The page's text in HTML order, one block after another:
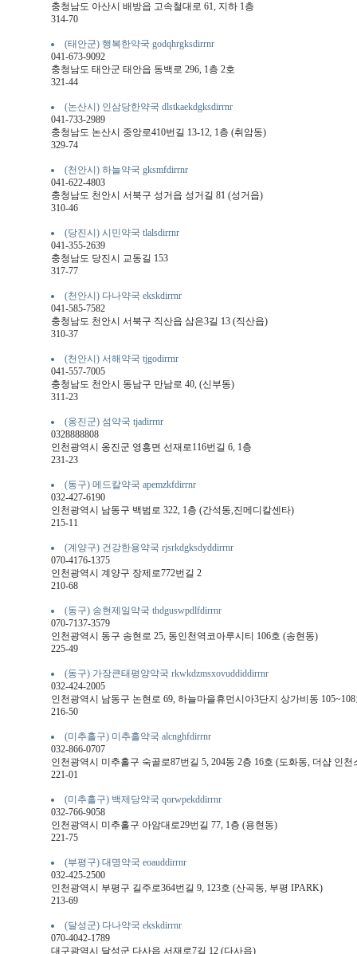
충청남도 아산시 배방읍 고속철대로 61, 지하 1층
314-70
(태안군) 행복한약국 godqhrgksdirrnr
041-673-9092
충청남도 태안군 태안읍 동백로 296, 1층 2호
321-44
(논산시) 인삼당한약국 dlstkaekdgksdirrnr
041-733-2989
충청남도 논산시 중앙로410번길 13-12, 1층 (취암동)
329-74
(천안시) 하늘약국 gksmfdirrnr
041-622-4803
충청남도 천안시 서북구 성거읍 성거길 81 (성거읍)
310-46
(당진시) 시민약국 tlalsdirrnr
041-355-2639
충청남도 당진시 교동길 153
317-77
(천안시) 다나약국 ekskdirrnr
041-585-7582
충청남도 천안시 서북구 직산읍 삼은3길 13 (직산읍)
310-37
(천안시) 서해약국 tjgodirrnr
041-557-7005
충청남도 천안시 동남구 만남로 40, (신부동)
311-23
(옹진군) 섬약국 tjadirrnr
0328888808
인천광역시 옹진군 영흥면 선재로116번길 6, 1층
231-23
(동구) 메드칼약국 apemzkfdirrnr
032-427-6190
인천광역시 남동구 백범로 322, 1층 (간석동,진메디칼센타)
215-11
(계양구) 건강한용약국 rjsrkdgksdyddirrnr
070-4176-1375
인천광역시 계양구 장제로772번길 2
210-68
(동구) 송현제일약국 thdguswpdlfdirrnr
070-7137-3579
인천광역시 동구 송현로 25, 동인천역코아루시티 106호 (송현동)
225-49
(동구) 가장큰태평양약국 rkwkdzmsxovuddiddirrnr
032-424-2005
인천광역시 남동구 논현로 69, 하늘마을휴먼시아3단지 상가비동
216-50
(미추홀구) 미추홀약국 alcnghfdirrnr
032-866-0707
인천광역시 미추홀구 숙골로87번길 5, 204동 2층 16호 (도화동, 더샵 인
221-01
(미추홀구) 백제당약국 qorwpekddirrnr
032-766-9058
인천광역시 미추홀구 아암대로29번길 77, 1층 (용현동)
221-75
(부평구) 대명약국 eoauddirrnr
032-425-2500
인천광역시 부평구 길주로364번길 9, 123호 (산곡동, 부평 IPARK)
213-69
(달성군) 다나약국 ekskdirrnr
070-4042-1789
대구광역시 달성군 다사읍 서재로7길 12 (다사읍)